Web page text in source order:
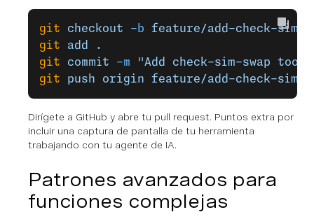
git checkout -b feature/add-check-sim-
git add
.
git commit -m "Add check-sim-swap
git push origin feature/add-check-sim-
Dirígete a GitHub y abre tu pull request. Puntos extra por
incluir una captura de pantalla de tu herramienta
trabajando con tu agente de IA.
Patrones avanzados para
funciones complejas